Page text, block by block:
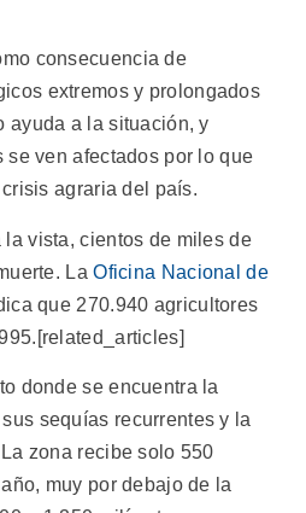
consecuencia de
extremos y prolongados
ayuda a la situación, y
ven afectados por lo que
agraria del país.
vista, cientos de miles de
La Oficina Nacional de
que 270.940 agricultores
donde se encuentra la
sequías recurrentes y la
zona recibe solo 550
muy por debajo de la